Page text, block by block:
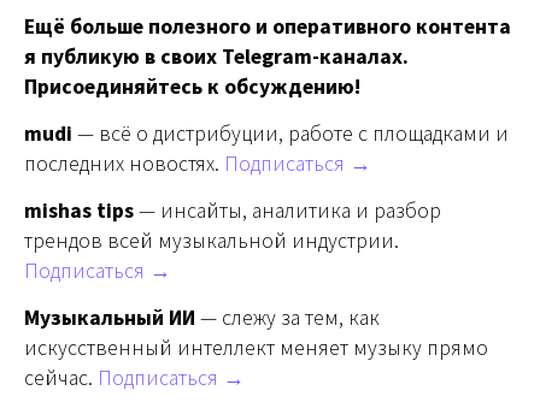
Ещё больше полезного и оперативного контента
я публикую в своих Telegram-каналах.
Присоединяйтесь к обсуждению!
mudi — всё о дистрибуции, работе с площадками и
последних новостях. Подписаться →
mishas tips— инсайты, аналитика и разбор
трендов всей музыкальной индустрии.
Подписаться →
Музыкальный ИИ — слежу за тем, как
искусственный интеллект меняет музыку прямо
сейчас. Подписаться →